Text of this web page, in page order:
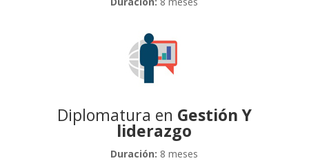
Diplomatura en Gestión Y
liderazgo
Duración: 8 meses